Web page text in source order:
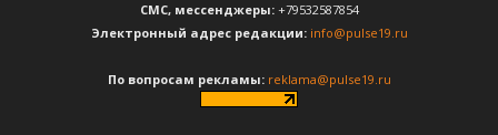
CМС, мессенджеры:+79532587854
Электронный адрес редакции: info@pulse19.ru
По вопросам рекламы: reklama@pulse19.ru